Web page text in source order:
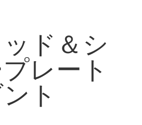
ド＆シ
レート
ト